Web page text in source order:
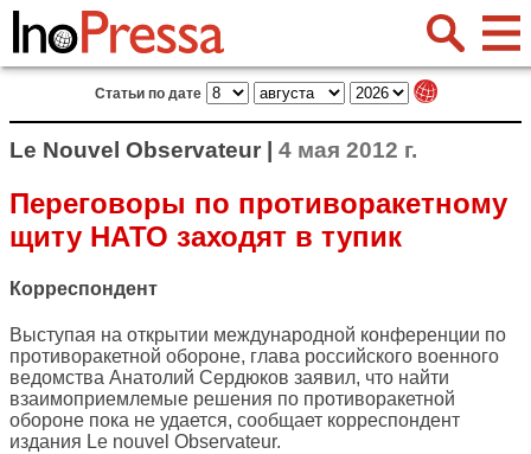
Статьи по дате
Le Nouvel Observateur | 4 мая 2012 г.
Переговоры по противоракетному
щиту НАТО заходят в тупик
Корреспондент
Выступая на открытии международной конференции по
противоракетной обороне, глава российского военного
ведомства Анатолий Сердюков заявил, что найти
взаимоприемлемые решения по противоракетной
обороне пока не удается, сообщает корреспондент
издания Le nouvel Observateur.